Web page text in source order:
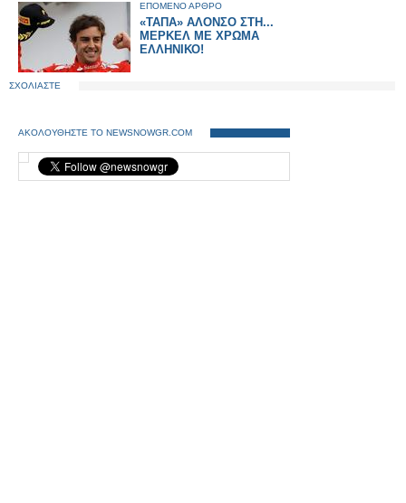
ΕΠΟΜΕΝΟ ΑΡΘΡΟ
«ΤΑΠΑ» ΑΛΟΝΣΟ ΣΤΗ...
ΜΕΡΚΕΛ ΜΕ ΧΡΩΜΑ
ΕΛΛΗΝΙΚΟ!
ΣΧΟΛΙΑΣΤΕ
ΑΚΟΛΟΥΘΗΣΤΕ ΤΟ NEWSNOWGR.COM